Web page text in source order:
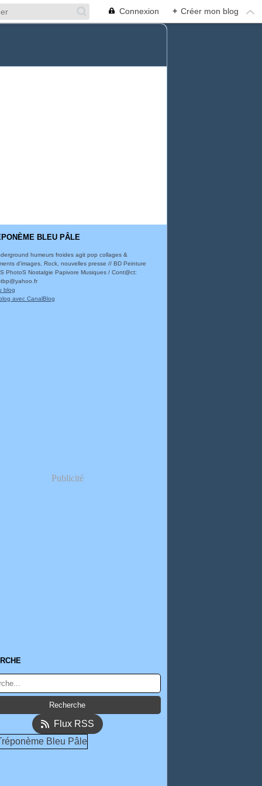
Connexion + Créer mon blog
BLEU PÂLE
humeurs froides agit pop collages &
d'images, Rock, nouvelles presse // BD Peinture
PhotoS Nostalgie Papivore Musiques / Cont@ct:
blog
avec CanalBlog
Publicité
Flux RSS